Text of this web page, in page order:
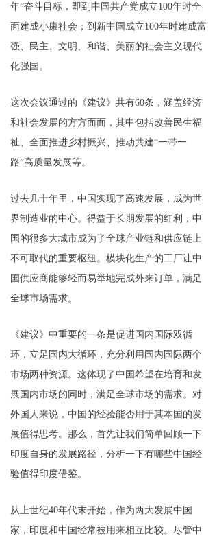
年”奋斗目标，即到中国共产党成立100年时全
面建成小康社会；到新中国成立100年时建成富
强、民主、文明、和谐、美丽的社会主义现代
化强国。
这次会议通过的《建议》共有60条，涵盖经济
和社会发展的方方面面，其中包括改善民生福
祉、全面推进乡村振兴、推动共建“一带一
路”高质量发展等。
过去几十年里，中国实现了高速发展，成为世
界制造业的中心。得益于长期发展的红利，中
国的很多大城市成为了全球产业链和供应链上
不可取代的重要枢纽。模块化生产的工厂让中
国供应商能够轻而易举地完成外来订单，满足
全球市场需求。
《建议》中重要的一条是促进国内国际双循
环，立足国内大循环，充分利用国内国际两个
市场两种资源。这体现了中国希望在培育和发
展国内市场的同时，满足全球市场的需求。对
外国人来说，中国的经验能否用于其本国的发
展值得思考。那么，首先让我们简单回顾一下
印度自身的发展路径，分析一下有哪些中国经
验值得印度借鉴。
从上世纪40年代末开始，作为两大发展中国
家，印度和中国经常被用来相互比较。尽管中